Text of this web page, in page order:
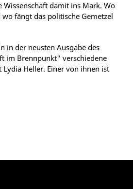
Wissenschaft damit ins Mark. Wo
fängt das politische Gemetzel
in der neusten Ausgabe des
im Brennpunkt" verschiedene
Lydia Heller. Einer von ihnen ist